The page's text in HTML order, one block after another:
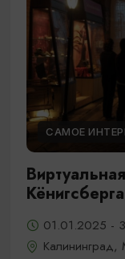
САМОЕ
Кёнигсберга
01.01.2025 -
Калининград,